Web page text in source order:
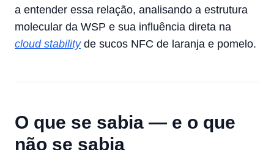
a entender essa relação, analisando a estrutura
molecular da WSP e sua influência direta na
cloud stabilityde sucos NFC de laranja e pomelo.
O que se sabia — e o que
não se sabia